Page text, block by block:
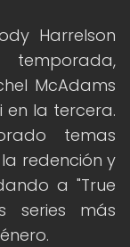
Harrelson
McAdams
en la tercera.
temas
redención y
a "True
series más